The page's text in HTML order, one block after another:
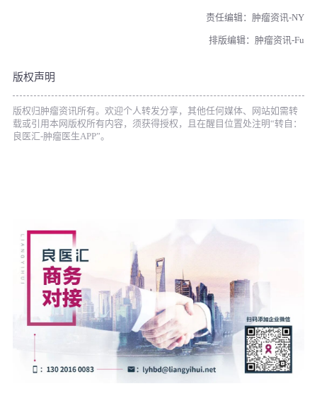
责任编辑：肿瘤资讯-NY
排版编辑：肿瘤资讯-Fu
版权声明
版权归肿瘤资讯所有。欢迎个人转发分享，其他任何媒体、网站如需转
载或引用本网版权所有内容，须获得授权，且在醒目位置处注明“转自：
良医汇-肿瘤医生APP”。